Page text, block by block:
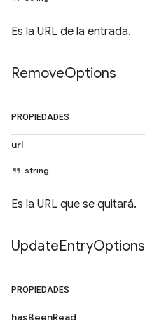
Es la URL de la entrada.
RemoveOptions
PROPIEDADES
url
string
Es la URL que se quitará.
UpdateEntryOptions
PROPIEDADES
hasBeenRead